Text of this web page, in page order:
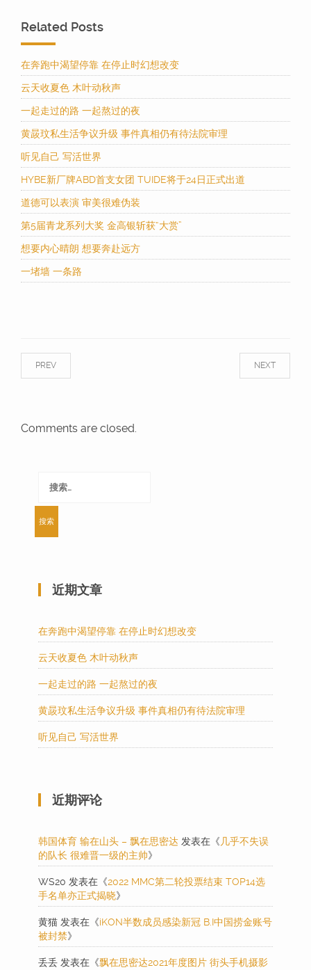
Related Posts
在奔跑中渴望停靠 在停止时幻想改变
云天收夏色 木叶动秋声
一起走过的路 一起熬过的夜
黄晸玟私生活争议升级 事件真相仍有待法院审理
听见自己 写活世界
HYBE新厂牌ABD首支女团 TUIDE将于24日正式出道
道德可以表演 审美很难伪装
第5届青龙系列大奖 金高银斩获“大赏”
想要内心晴朗 想要奔赴远方
一堵墙 一条路
NEXT
PREV
Comments are closed.
索：
近期文章
在奔跑中渴望停靠 在停止时幻想改变
云天收夏色 木叶动秋声
一起走过的路 一起熬过的夜
黄晸玟私生活争议升级 事件真相仍有待法院审理
听见自己 写活世界
近期评论
韩国体育 输在山头 – 飘在思密达 发表在《几乎不失误
的队长 很难晋一级的主帅》
WS20 发表在《2022 MMC第二轮投票结束 TOP14选
手名单亦正式揭晓》
黄猫 发表在《iKON半数成员感染新冠 B.I中国捞金账号
被封禁》
丢丢 发表在《飘在思密达2021年度图片 街头手机摄影